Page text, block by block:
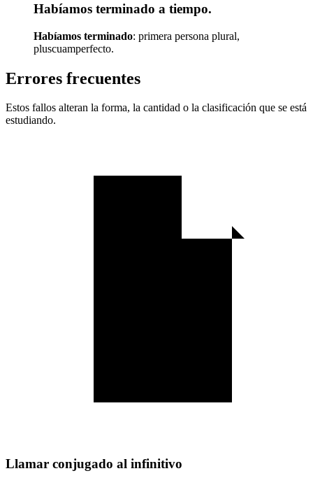
Habíamos terminado a tiempo.
Habíamos terminado: primera persona plural,
pluscuamperfecto.
Errores frecuentes
Estos fallos alteran la forma, la cantidad o la clasificación que se está
estudiando.
Llamar conjugado al infinitivo